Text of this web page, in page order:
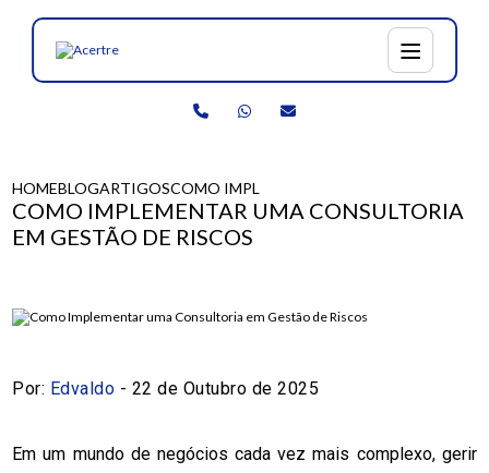
HOMEBLOGARTIGOSCOMO IMPLEMENTAR UMA CONSULTORIA
COMO IMPLEMENTAR UMA CONSULTORIA
EM GESTÃO DE RISCOS
Por: Edvaldo - 22 de Outubro de 2025
Em um mundo de negócios cada vez mais complexo, gerir